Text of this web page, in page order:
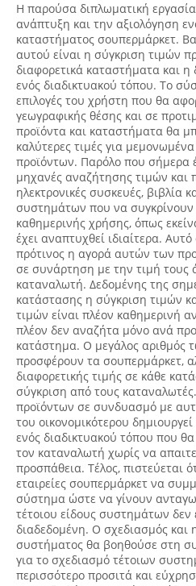
Η παρούσα διπλωματική
ανάπτυξη και την αξιολόγηση
καταστήματος σουπερμάρκετ.
αυτού είναι η σύγκριση τιμών
διαφορετικά καταστήματα και
ενός διαδικτυακού τόπου. Το
επιλογές του χρήστη που θα
γεωγραφικής θέσης και σε
προϊόντα και καταστήματα θα
καλύτερες τιμές για
προϊόντων. Παρόλο που σήμερα
μηχανές αναζήτησης τιμών και
ηλεκτρονικές συσκευές, βιβλία
συστημάτων που να συγκρίνουν
καθημερινής χρήσης, όπως
έχει αναπτυχθεί ιδιαίτερα.
πρότινος η αγορά αυτών των
σε συνάρτηση με την τιμή τους
καταναλωτή. Δεδομένης της
κατάστασης η σύγκριση τιμών
τιμών είναι πλέον καθημερινή
πλέον δεν αναζήτα μόνο ανά
κατάστημα. Ο μεγάλος αριθμός
προσφέρουν τα σουπερμάρκετ,
διαφορετικής τιμής σε κάθε
σύγκριση από τους
προϊόντων σε συνδυασμό με
του οικονομικότερου
ενός διαδικτυακού τόπου που θα
τον καταναλωτή χωρίς να
προσπάθεια. Τέλος, πιστεύεται
εταιρείες σουπερμάρκετ να
σύστημα ώστε να γίνουν
τέτοιου είδους συστημάτων δεν
διαδεδομένη. Ο σχεδιασμός και
συστήματος θα βοηθούσε στη
για το σχεδιασμό τέτοιων
περισσότερο προσιτά και